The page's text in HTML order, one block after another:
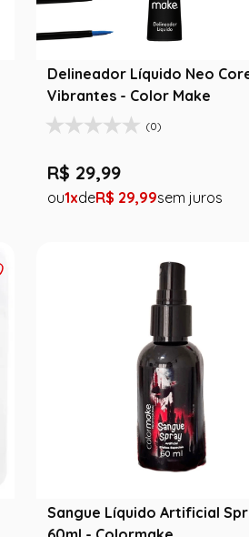
Delineador Líquido Neo Cores
Vibrantes - Color Make
(0)
R$ 29,99
1 R$ 29,99
Sangue Líquido Artificial